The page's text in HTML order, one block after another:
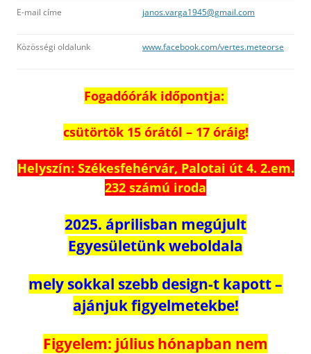
E-mail címe janos.varga1945@gmail.com
Közösségi oldalunk www.facebook.com/vertes.meteorse
Fogadóórák időpontja:
csütörtök 15 órától – 17 óráig!
Helyszín: Székesfehérvár, Palotai út 4. 2.em.
232 számú iroda
2025. áprilisban megújult
Egyesületünk weboldala
mely sokkal szebb design-t kapott –
ajánjuk figyelmetekbe!
Figyelem: július hónapban nem